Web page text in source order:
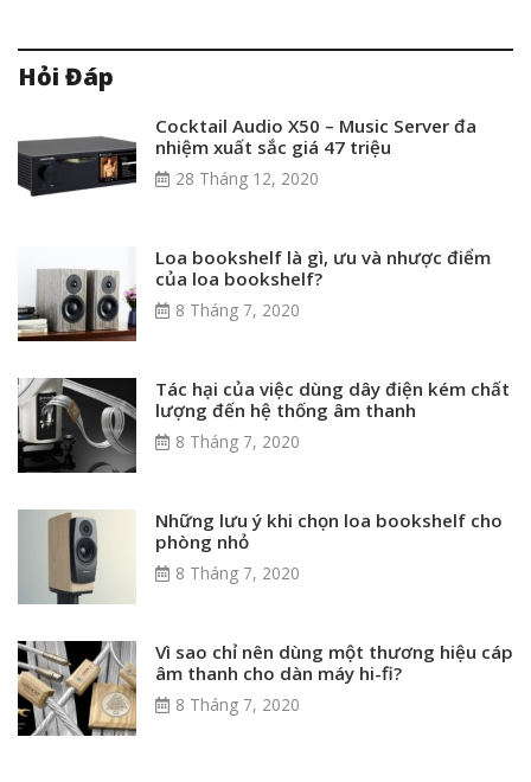
Hỏi Đáp
Cocktail Audio X50 – Music Server đa
nhiệm xuất sắc giá 47 triệu
28 Tháng 12, 2020
Loa bookshelf là gì, ưu và nhược điểm
của loa bookshelf?
8 Tháng 7, 2020
Tác hại của việc dùng dây điện kém chất
lượng đến hệ thống âm thanh
8 Tháng 7, 2020
Những lưu ý khi chọn loa bookshelf cho
phòng nhỏ
8 Tháng 7, 2020
Vì sao chỉ nên dùng một thương hiệu cáp
âm thanh cho dàn máy hi-fi?
8 Tháng 7, 2020